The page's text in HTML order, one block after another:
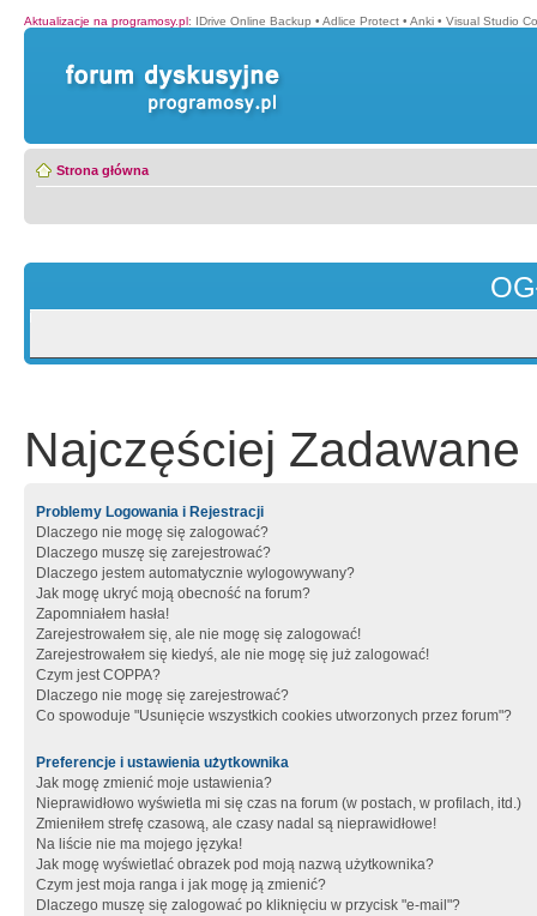
Aktualizacje na programosy.pl: IDrive Online Backup • Adlice Protect • Anki • Visual Studio
Strona główna
Najczęściej Zadawane
Problemy Logowania i Rejestracji
Dlaczego nie mogę się zalogować?
Dlaczego muszę się zarejestrować?
Dlaczego jestem automatycznie wylogowywany?
Jak mogę ukryć moją obecność na forum?
Zapomniałem hasła!
Zarejestrowałem się, ale nie mogę się zalogować!
Zarejestrowałem się kiedyś, ale nie mogę się już zalogować!
Czym jest COPPA?
Dlaczego nie mogę się zarejestrować?
Co spowoduje "Usunięcie wszystkich cookies utworzonych przez forum"?
Preferencje i ustawienia użytkownika
Jak mogę zmienić moje ustawienia?
Nieprawidłowo wyświetla mi się czas na forum (w postach, w profilach, itd.)
Zmieniłem strefę czasową, ale czasy nadal są nieprawidłowe!
Na liście nie ma mojego języka!
Jak mogę wyświetlać obrazek pod moją nazwą użytkownika?
Czym jest moja ranga i jak mogę ją zmienić?
Dlaczego muszę się zalogować po kliknięciu w przycisk "e-mail"?